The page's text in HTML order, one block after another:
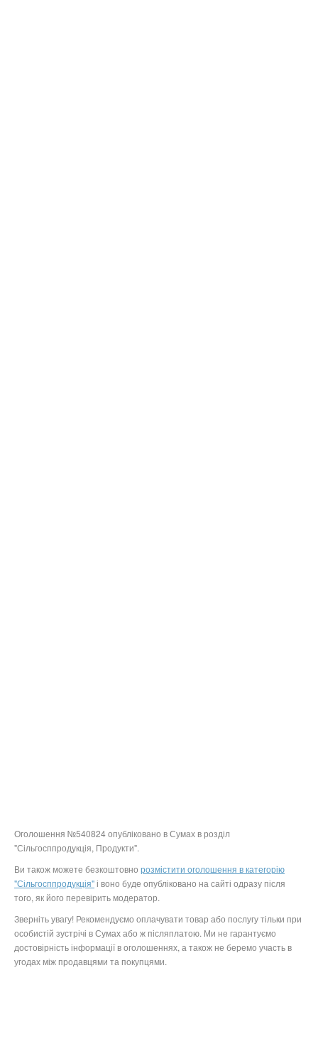
Оголошення №540824 опубліковано в Сумах в розділ
"Сільгосппродукція, Продукти".
Ви також можете безкоштовно розмістити оголошення в категорію
"Сільгосппродукція"і воно буде опубліковано на сайті одразу після
того, як його перевірить модератор.
Зверніть увагу! Рекомендуємо оплачувати товар або послугу тільки при
особистій зустрічі в Сумах або ж післяплатою. Ми не гарантуємо
достовірність інформації в оголошеннях, а також не беремо участь в
угодах між продавцями та покупцями.